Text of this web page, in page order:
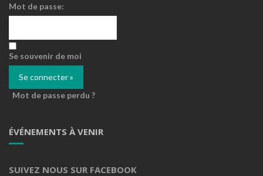
Mot de passe:
Se souvenir de moi
Mot de passe perdu ?
ÉVÉNEMENTS À VENIR
SUIVEZ NOUS SUR FACEBOOK